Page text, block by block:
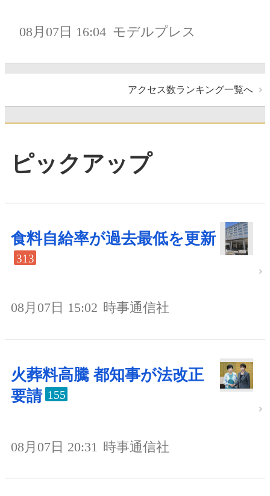
08月07日 16:04 モデルプレス
アクセス数ランキング一覧へ
ピックアップ
食料自給率が過去最低を更新
313
08月07日 15:02 時事通信社
火葬料高騰 都知事が法改正
要請 155
08月07日 20:31 時事通信社